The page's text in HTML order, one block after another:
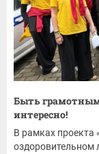
Быть
интересно!
В рамках проекта
оздоровительном